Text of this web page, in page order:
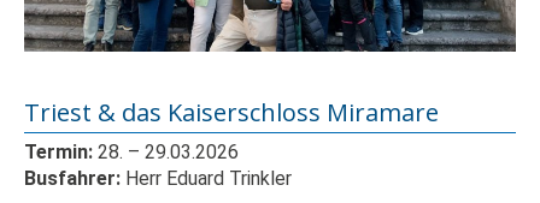
Triest & das Kaiserschloss Miramare
Termin: 28. – 29.03.2026
Busfahrer: Herr Eduard Trinkler